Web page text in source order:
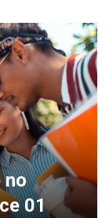
no
01